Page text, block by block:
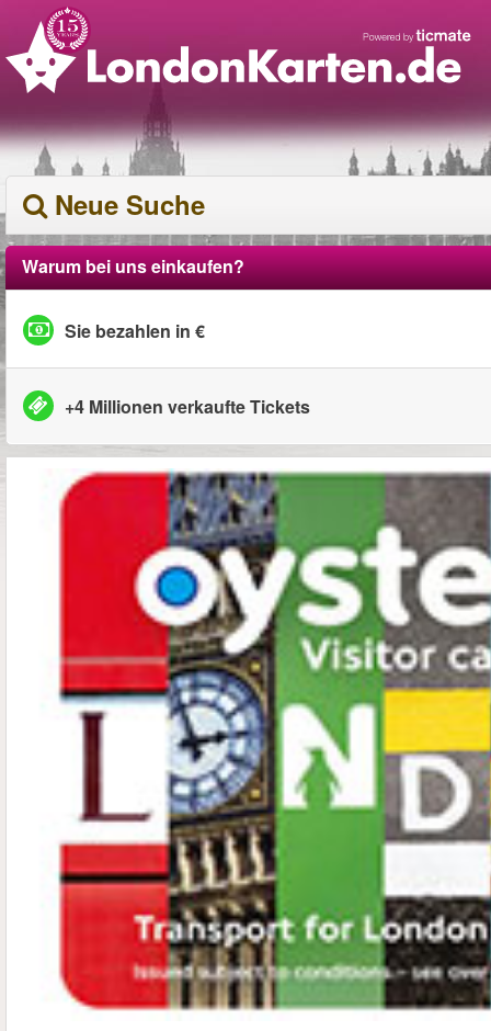
Neue Suche
Warum bei uns einkaufen?
Sie bezahlen in €
+4 Millionen verkaufte Tickets